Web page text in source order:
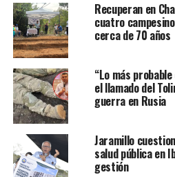
Recuperan en
cuatro
cerca de 70 años
“Lo más
el llamado del
guerra en Rusia
Jaramillo
salud pública en
gestión